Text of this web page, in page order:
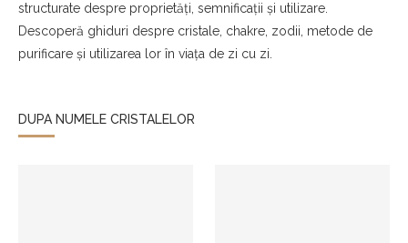
structurate despre proprietăți, semnificații și utilizare.
Descoperă ghiduri despre cristale, chakre, zodii, metode de
purificare și utilizarea lor în viața de zi cu zi.
DUPA NUMELE CRISTALELOR